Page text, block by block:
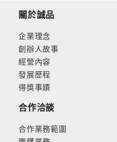
關於誠品
企業理念
創辦人故事
經營內容
發展歷程
得獎事蹟
合作洽談
合作業務範圍